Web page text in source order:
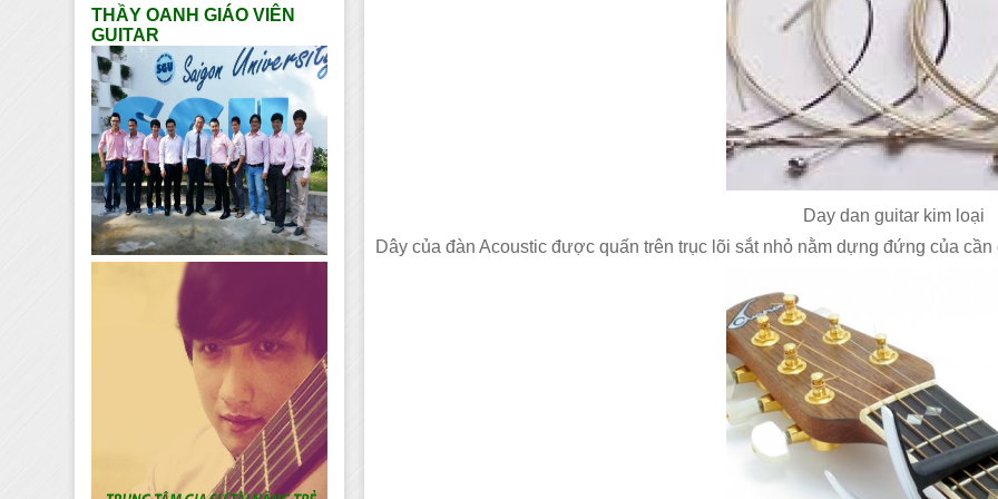
Day dan guitar kim loại
Dây của đàn Acoustic được quấn trên trục lõi sắt nhỏ nằm dựng đứng của cần
THẦY OANH GIÁO VIÊN
GUITAR